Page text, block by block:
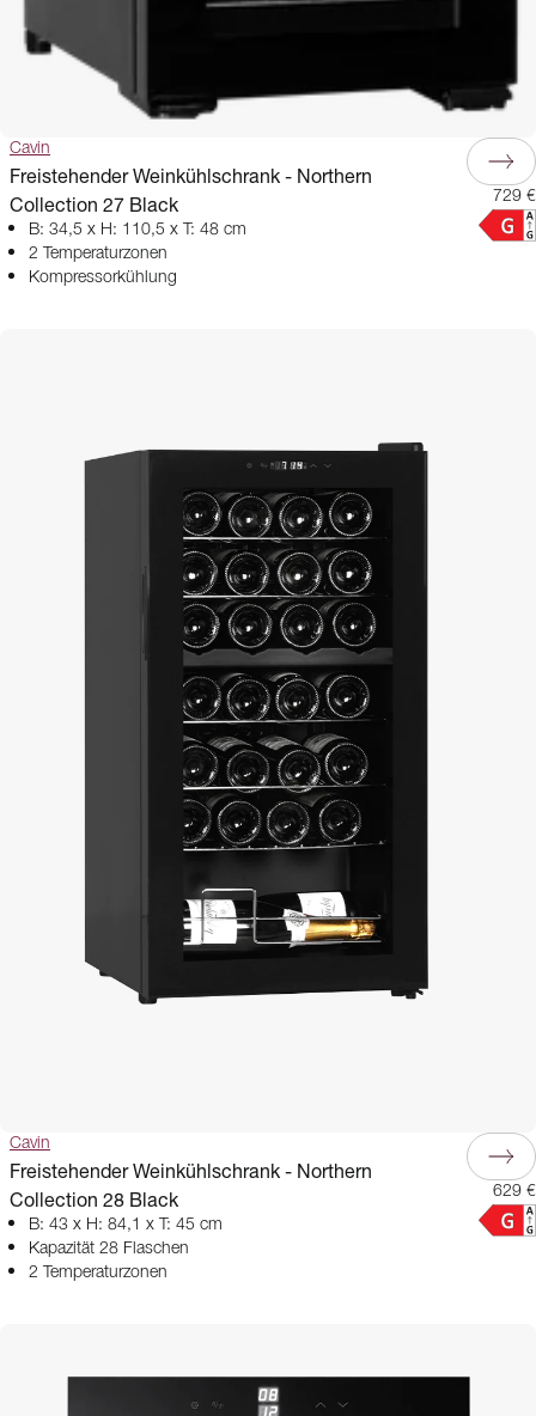
Cavin
Freistehender Weinkühlschrank - Northern
Collection 27 Black
B: 34,5 x H: 110,5 x T: 48 cm
2 Temperaturzonen
Kompressorkühlung
729 €
Cavin
Freistehender Weinkühlschrank - Northern
Collection 28 Black
B: 43 x H: 84,1 x T: 45 cm
Kapazität 28 Flaschen
2 Temperaturzonen
629 €